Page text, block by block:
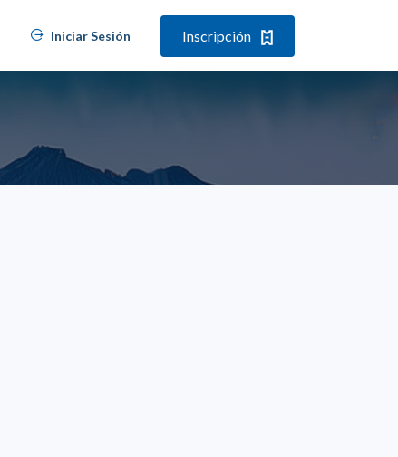
Iniciar Sesión Inscripción